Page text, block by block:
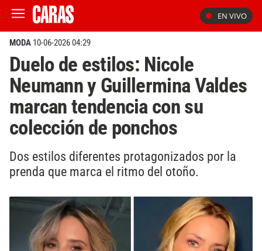
EN VIVO
MODA 10-06-2026 04:29
Duelo de estilos: Nicole
Neumann y Guillermina Valdes
marcan tendencia con su
colección de ponchos
Dos estilos diferentes protagonizados por la
prenda que marca el ritmo del otoño.